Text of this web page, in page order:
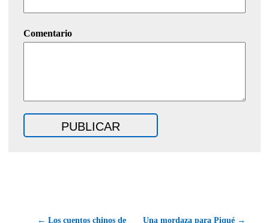
Comentario
← Los cuentos chinos de Una mordaza para Piqué →